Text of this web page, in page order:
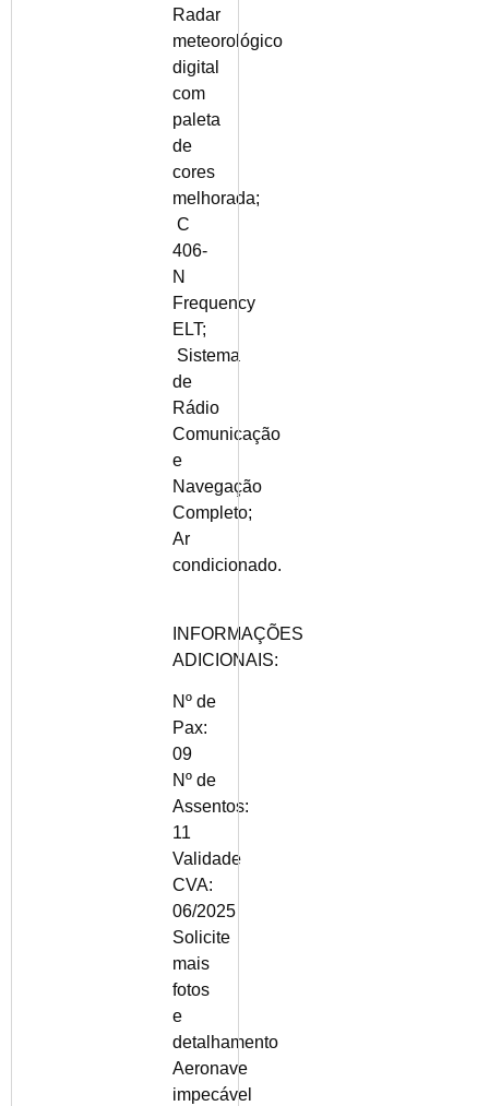
Radar
meteorológico
digital
com
paleta
de
cores
melhorada;
C
406-
N
Frequency
ELT;
Sistema
de
Rádio
Comunicação
e
Navegação
Completo;
Ar
condicionado.
INFORMAÇÕES
ADICIONAIS:
Nº de
Pax:
09
Nº de
Assentos:
11
Validade
CVA:
06/2025
Solicite
mais
fotos
e
detalhamento
Aeronave
impecável